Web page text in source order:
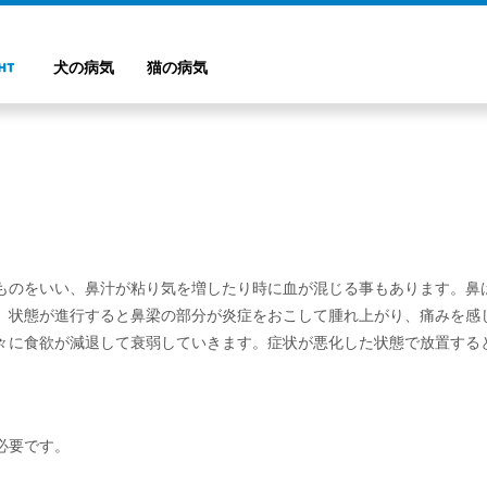
犬の病気 猫の病気
をいい、鼻汁が粘り気を増したり時に血が混じる事もあります。
態が進行すると鼻梁の部分が炎症をおこして腫れ上がり、痛みを
食欲が減退して衰弱していきます。症状が悪化した状態で放置す
です。